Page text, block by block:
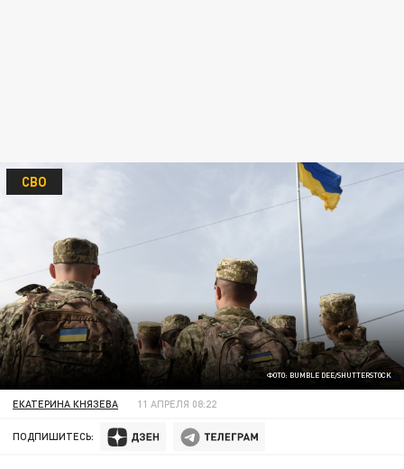
ФОТО: BUMBLE DEE/SHUTTERSTOCK
СВО
ЕКАТЕРИНА КНЯЗЕВА 11 АПРЕЛЯ 08:22
ПОДПИШИТЕСЬ: